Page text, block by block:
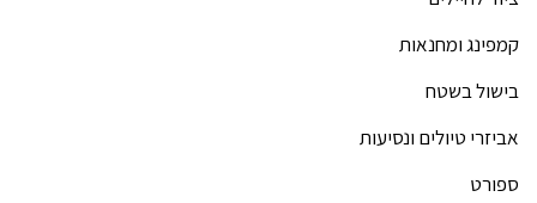
קמפינג ומחנאות
בישול בשטח
אביזרי טיולים ונסיעות
ספורט